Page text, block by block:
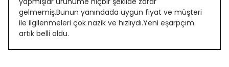
gelmemiş.Bunun yanındada uygun fiyat ve müşteri
ile ilgilenmeleri çok nazik ve hızlıydı.Yeni eşarpçım
artık belli oldu.